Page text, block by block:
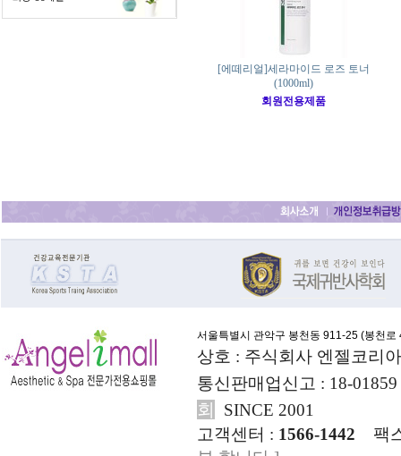
[에떼리얼]세라마이드 로즈 토너
(1000ml)
회원전용제품
서울특별시 관악구 봉천동 911-25 (봉천로
상호 : 주식회사 엔젤코리
통신판매업신고 : 18-
회
SINCE 2001
고객센터 : 1566-1442
팩